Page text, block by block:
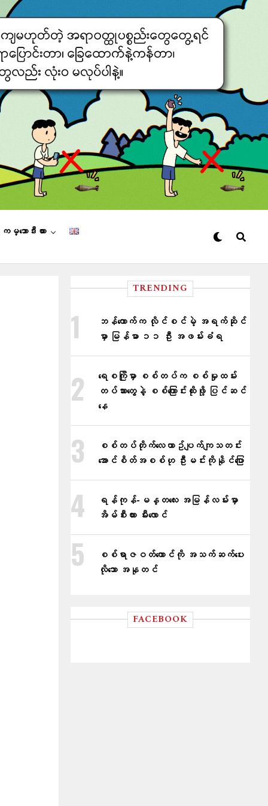
မ္ဘောဒီးယား
TRENDING
ဘန်ကောက်က လိုင်စင်မဲ့ အရက်ဆိုင်
မှာ မြန်မာ ၁၁ ဦး အဖမ်းခံရ
ရေစကြိုမှာ စစ်တပ်က စစ်မှုထမ်း
တပ်သားတွေနဲ့ စစ်ကြောင်းထိုးဖို့ ပြင်ဆင်
နေ
စစ်တပ်တိုက်​လေယာဥ်ပျက်ကျသတင်း
အောင်စိတ်အစစ်ဟု ဦးမင်းကိုနိုင်​ပြော
ရန်ကုန်-မန္တလေး အမြန်လမ်းမှာ
အိမ်စီးကား မီးလောင်
စစ်ရာဇဝတ်ကောင်ကို အသက်ဆက်ပေး
လိုသော အနုတင်
FACEBOOK